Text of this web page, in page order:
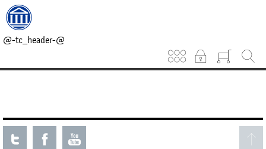
@-tc_header-@
@-tc_breadcrumb-@
Keinen aktuellen Kurs gefunden.